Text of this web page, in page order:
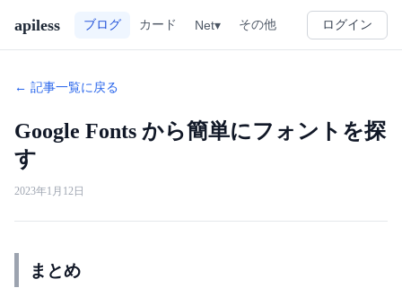
apiless ブログ カード Net▾ その他 ログイン
← 記事一覧に戻る
Google Fonts から簡単にフォントを探
す
2023年1月12日
まとめ